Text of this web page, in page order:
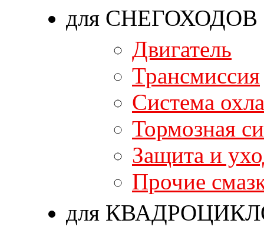
для СНЕГОХОДОВ
Двигатель
Трансмиссия
Система
Тормозная
Защита и
Прочие
для